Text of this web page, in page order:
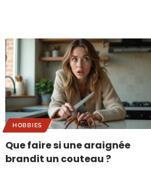
HOBBIES
Que faire si une araignée
brandit un couteau ?